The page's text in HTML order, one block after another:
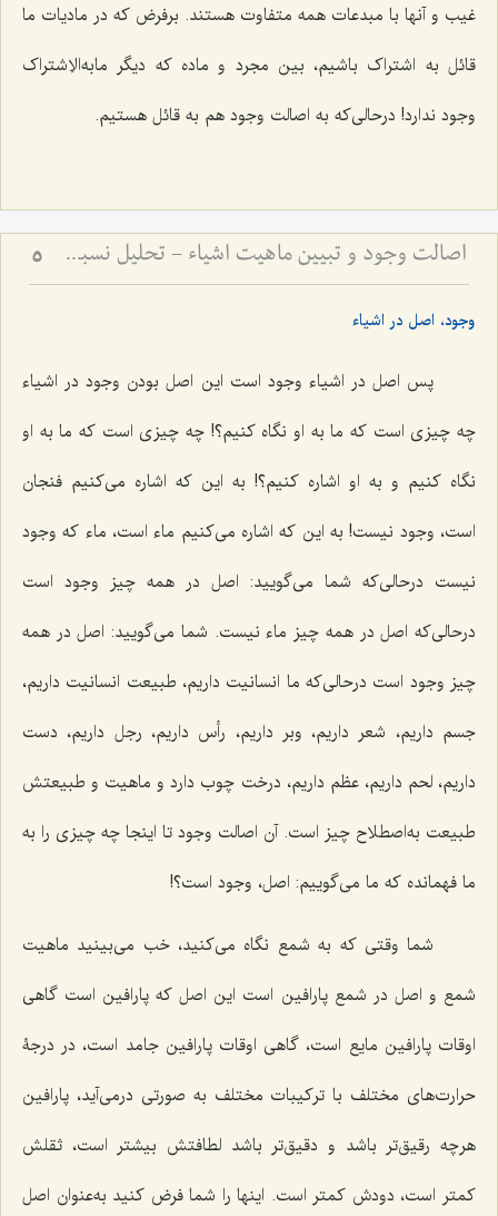
غیب و آنها با مبدعات همه متفاوت هستند. برفرض که در مادیات ما
قائل به اشتراک باشیم، بین مجرد و ماده که دیگر مابه‌الاِشتراک
وجود ندارد! درحالی‌که به اصالت وجود هم به قائل هستیم.
اصالت وجود و تبیین ماهیت اشیاء - تحلیل نسبت میان وجود واحد و کثرت ماهیات خارجی 5
وجود، اصل در اشیاء
پس اصل در اشیاء وجود است این اصل بودن وجود در اشیاء
چه چیزی است که ما به او نگاه کنیم؟! چه چیزی است که ما به او
نگاه کنیم و به او اشاره کنیم؟! به این که اشاره می‌کنیم فنجان
است، وجود نیست! به این که اشاره می‌کنیم ماء است، ماء که وجود
نیست درحالی‌که شما می‌گویید: اصل در همه چیز وجود است
درحالی‌که اصل در همه چیز ماء نیست. شما می‌گویید: اصل در همه
چیز وجود است درحالی‌که ما انسانیت داریم، طبیعت انسانیت داریم،
جسم داریم، شعر داریم، وبر داریم، رأس داریم، رجل داریم، دست
داریم، لحم داریم، عظم داریم، درخت چوب دارد و ماهیت و طبیعتش
طبیعت به‌اصطلاح چیز است. آن اصالت وجود تا اینجا چه چیزی را به
ما فهمانده که ما می‌گوییم: اصل، وجود است؟!
شما وقتی که به شمع نگاه می‌کنید، خب می‌بینید ماهیت
شمع و اصل در شمع پارافین است این اصل که پارافین است گاهی
اوقات پارافین مایع است، گاهی اوقات پارافین جامد است، در درجۀ
حرارت‌های مختلف با ترکیبات مختلف به صورتی درمی‌آید، پارافین
هرچه رقیق‌تر باشد و دقیق‌تر باشد لطافتش بیشتر است، ثقلش
کمتر است، دودش کمتر است. اینها را شما فرض کنید به‌عنوان اصل